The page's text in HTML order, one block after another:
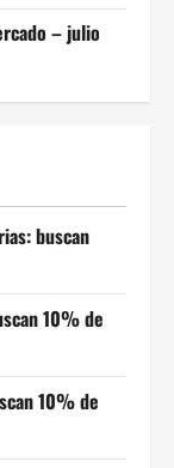
– julio
buscan
10% de
10% de